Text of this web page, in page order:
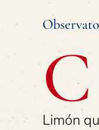
C
Limón